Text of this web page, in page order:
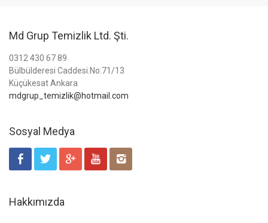
Md Grup Temizlik Ltd. Şti.
0312 430 67 89
Bülbülderesi Caddesi.No:71/13
Küçükesat Ankara
mdgrup_temizlik@hotmail.com
Sosyal Medya
Hakkımızda